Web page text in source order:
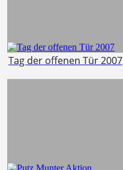
Tag der offenen Tür 2007